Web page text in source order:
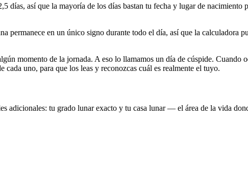
días, así que la mayoría de los días bastan tu fecha y lugar de
permanece en un único signo durante todo el día, así que la calculadora
momento de la jornada. A eso lo llamamos un día de cúspide.
uno, para que los leas y reconozcas cuál es realmente el tuyo.
adicionales: tu grado lunar exacto y tu casa lunar — el área de la vida